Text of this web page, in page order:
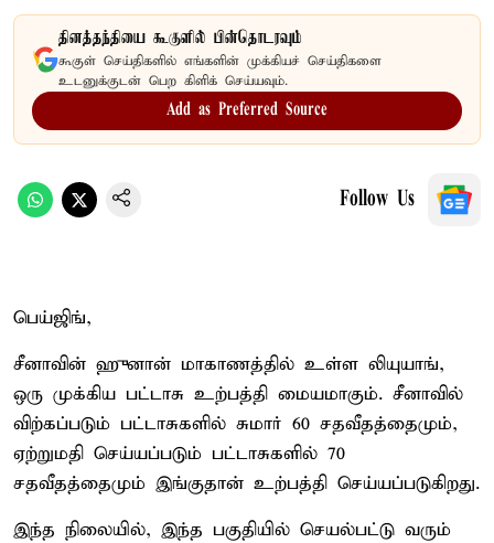
தினத்தந்தியை கூகுளில் பின்தொடரவும்
கூகுள் செய்திகளில் எங்களின் முக்கியச் செய்திகளை
உடனுக்குடன் பெற கிளிக் செய்யவும்.
Add as Preferred Source
Follow Us
பெய்ஜிங்,
சீனாவின் ஹுனான் மாகாணத்தில் உள்ள லியுயாங்,
ஒரு முக்கிய பட்டாசு உற்பத்தி மையமாகும். சீனாவில்
விற்கப்படும் பட்டாசுகளில் சுமார் 60 சதவீதத்தைமும்,
ஏற்றுமதி செய்யப்படும் பட்டாசுகளில் 70
சதவீதத்தைமும் இங்குதான் உற்பத்தி செய்யப்படுகிறது.
இந்த நிலையில், இந்த பகுதியில் செயல்பட்டு வரும்